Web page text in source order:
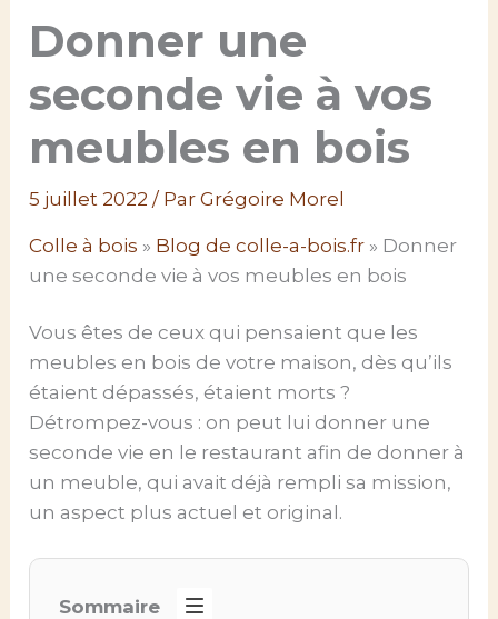
Donner une
seconde vie à vos
meubles en bois
5 juillet 2022/ ParGrégoire Morel
Colle à bois » Blog de colle-a-bois.fr » Donner
une seconde vie à vos meubles en bois
Vous êtes de ceux qui pensaient que les
meubles en bois de votre maison, dès qu’ils
étaient dépassés, étaient morts ?
Détrompez-vous : on peut lui donner une
seconde vie en le restaurant afin de donner à
un meuble, qui avait déjà rempli sa mission,
un aspect plus actuel et original.
Sommaire